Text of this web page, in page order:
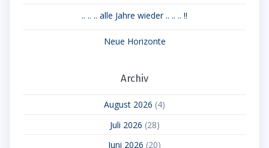
.. .. .. alle Jahre wieder .. .. .. !!
Neue Horizonte
Archiv
August 2026 (4)
Juli 2026 (28)
Juni 2026 (20)